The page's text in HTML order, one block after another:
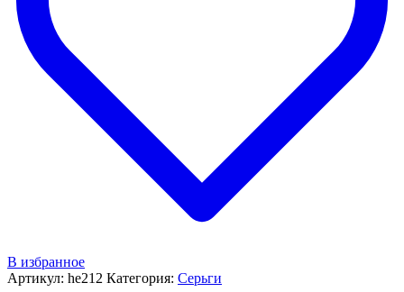
В избранное
Артикул: he212 Категория: Серьги